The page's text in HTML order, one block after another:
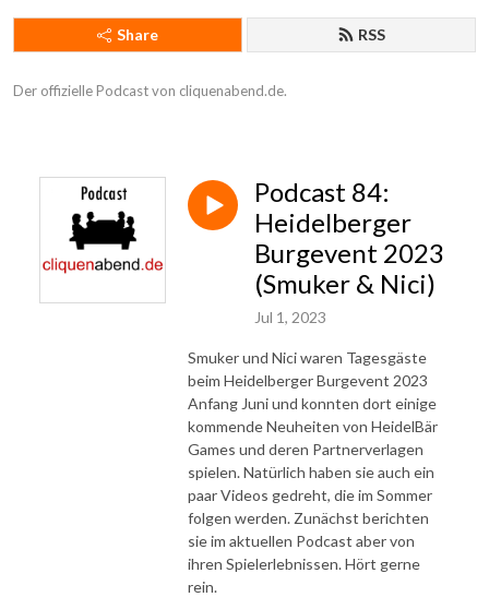
Share RSS
Der offizielle Podcast von cliquenabend.de.
Podcast 84:
Heidelberger
Burgevent 2023
(Smuker & Nici)
Jul 1, 2023
Smuker und Nici waren Tagesgäste
beim Heidelberger Burgevent 2023
Anfang Juni und konnten dort einige
kommende Neuheiten von HeidelBär
Games und deren Partnerverlagen
spielen. Natürlich haben sie auch ein
paar Videos gedreht, die im Sommer
folgen werden. Zunächst berichten
sie im aktuellen Podcast aber von
ihren Spielerlebnissen. Hört gerne
rein.